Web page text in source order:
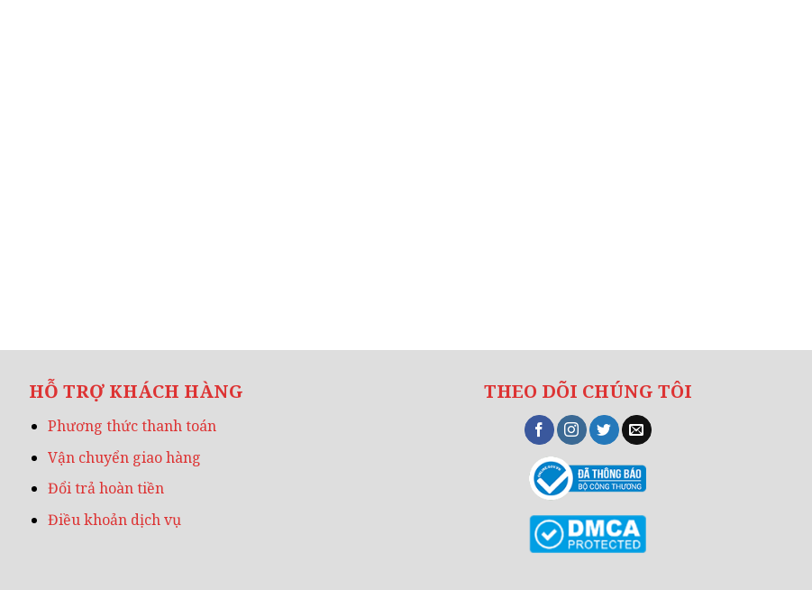
HỖ TRỢ KHÁCH HÀNG
Phương thức thanh toán
Vận chuyển giao hàng
Đổi trả hoàn tiền
Điều khoản dịch vụ
THEO DÕI CHÚNG TÔI